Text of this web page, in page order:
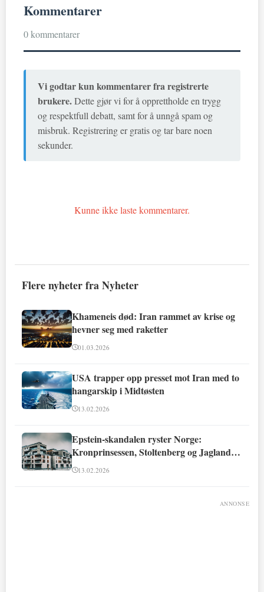
Kommentarer
0 kommentarer
Vi godtar kun kommentarer fra registrerte
brukere.Dette gjør vi for å opprettholde en trygg
og respektfull debatt, samt for å unngå spam og
misbruk. Registrering er gratis og tar bare noen
sekunder.
Kunne ikke laste kommentarer.
Flere nyheter fra Nyheter
Khameneis død: Iran rammet av krise og
hevner seg med raketter
01.03.2026
USA trapper opp presset mot Iran med to
hangarskip i Midtøsten
13.02.2026
Epstein-skandalen ryster Norge:
Kronprinsessen, Stoltenberg og Jagland
involvert
13.02.2026
ANNONSE